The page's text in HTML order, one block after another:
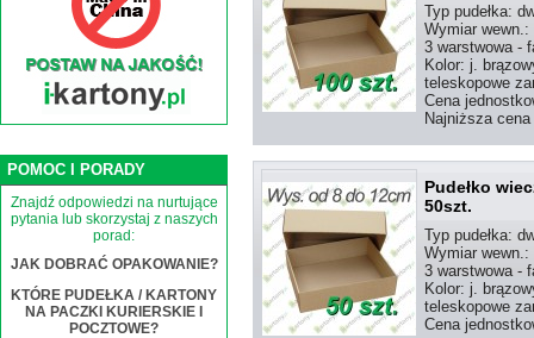
POMOC I PORADY
Znajdź odpowiedzi na nurtujące
pytania lub skorzystaj z naszych
porad:
JAK DOBRAĆ OPAKOWANIE?
KTÓRE PUDEŁKA / KARTONY
NA PACZKI KURIERSKIE I
POCZTOWE?
Typ pudełka:
Wymiar wewn.:
3 warstwowa -
Kolor: j.
teleskopowe
Cena
Najniższa
Pudełko
50szt.
Typ pudełka:
Wymiar wewn.:
3 warstwowa -
Kolor: j.
teleskopowe
Cena